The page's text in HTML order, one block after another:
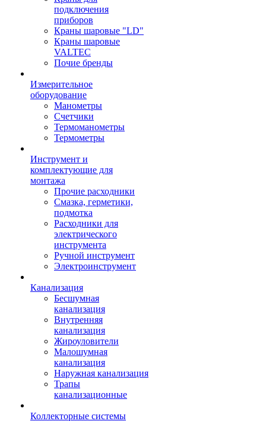
подключения
приборов
Краны шаровые "LD"
Краны шаровые
VALTEC
Почие бренды
Измерительное
оборудование
Манометры
Счетчики
Термоманометры
Термометры
Инструмент и
комплектующие для
монтажа
Прочие расходники
Смазка, герметики,
подмотка
Расходники для
электрического
инструмента
Ручной инструмент
Электроинструмент
Канализация
Бесшумная
канализация
Внутренняя
канализация
Жироуловители
Малошумная
канализация
Наружная канализация
Трапы
канализационные
Коллекторные системы